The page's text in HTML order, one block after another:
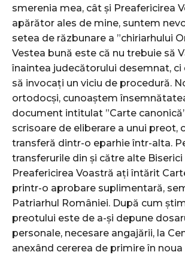
smerenia mea, cât și Preafericirea
apărător ales de mine, suntem
setea de răzbunare a ”chiriarhului
Vestea bună este că nu trebuie să
înaintea judecătorului desemnat,
să invocați un viciu de procedură.
ortodocși, cunoaștem
document intitulat ”Carte
scrisoare de eliberare a unui preot,
transferă dintr-o eparhie într-alta.
transferurile din și către alte
Preafericirea Voastră ați întărit
printr-o aprobare suplimentară,
Patriarhul României. După cum
preotului este de a-și depune
personale, necesare angajării, la
anexând cererea de primire în noua